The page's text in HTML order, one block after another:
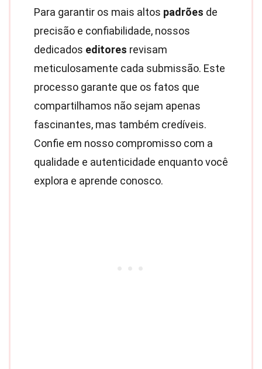
Para garantir os mais altos padrões de
precisão e confiabilidade, nossos
dedicados editores revisam
meticulosamente cada submissão. Este
processo garante que os fatos que
compartilhamos não sejam apenas
fascinantes, mas também credíveis.
Confie em nosso compromisso com a
qualidade e autenticidade enquanto você
explora e aprende conosco.